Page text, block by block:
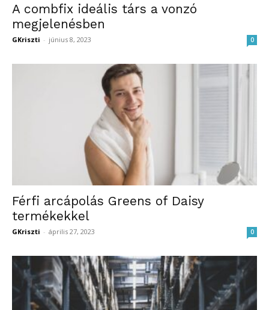
A combfix ideális társ a vonzó
megjelenésben
GKriszti - június 8, 2023 0
Férfi arcápolás Greens of Daisy
termékekkel
GKriszti - április 27, 2023 0